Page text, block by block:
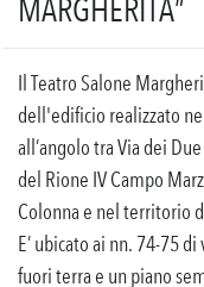
MARGHERITA”
Il Teatro Salone
dell'edificio realizzato
all’angolo tra Via dei
del Rione IV Campo
Colonna e nel territorio
E’ ubicato ai nn. 74-75
fuori terra e un piano